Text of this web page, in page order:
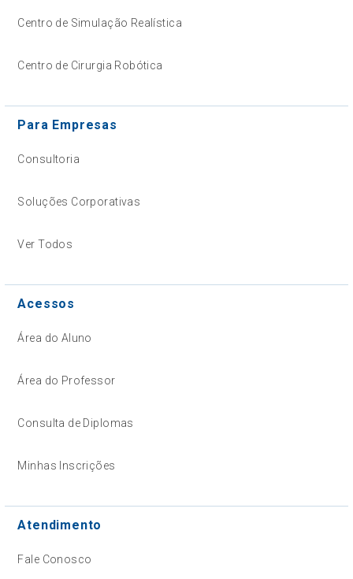
Centro de Simulação Realística
Centro de Cirurgia Robótica
Para Empresas
Consultoria
Soluções Corporativas
Ver Todos
Acessos
Área do Aluno
Área do Professor
Consulta de Diplomas
Minhas Inscrições
Atendimento
Fale Conosco